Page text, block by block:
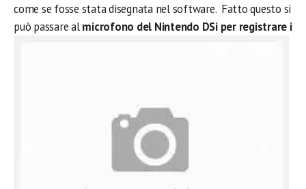
come se fosse stata disegnata nel software. Fatto questo si
può passare almicrofono del Nintendo DSi per registrare i